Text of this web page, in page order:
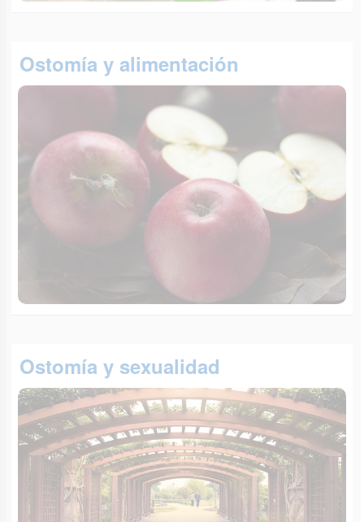
Ostomía y alimentación
Ostomía y sexualidad